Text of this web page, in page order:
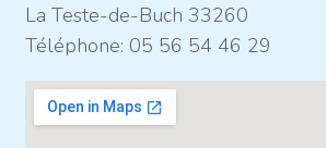
La Teste-de-Buch 33260
Téléphone: 05 56 54 46 29